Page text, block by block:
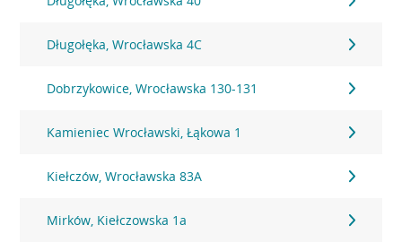
Długołęka, Wrocławska 4C
Dobrzykowice, Wrocławska 130-131
Kamieniec Wrocławski, Łąkowa 1
Kiełczów, Wrocławska 83A
Mirków, Kiełczowska 1a